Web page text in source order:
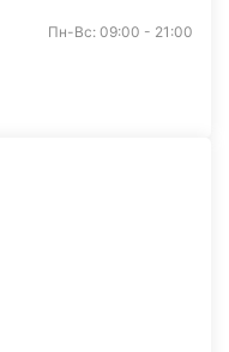
Пн-Вс: 09:00 - 21:00